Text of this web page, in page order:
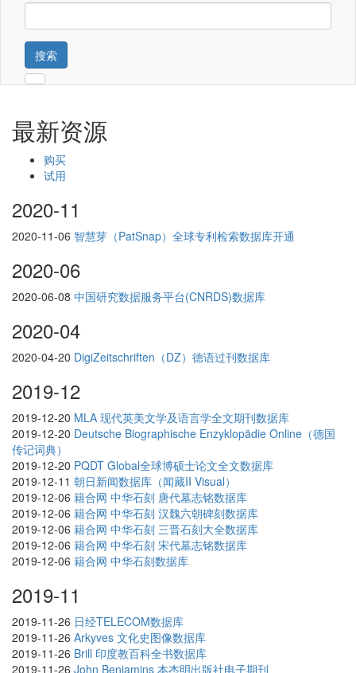
搜索
最新资源
购买
试用
2020-11
2020-11-06 智慧芽（PatSnap）全球专利检索数据库开通
2020-06
2020-06-08 中国研究数据服务平台(CNRDS)数据库
2020-04
2020-04-20 DigiZeitschriften（DZ）德语过刊数据库
2019-12
2019-12-20 MLA 现代英美文学及语言学全文期刊数据库
2019-12-20 Deutsche Biographische Enzyklopädie Online（德国
传记词典）
2019-12-20 PQDT Global全球博硕士论文全文数据库
2019-12-11 朝日新闻数据库（闻藏II Visual）
2019-12-06 籍合网 中华石刻 唐代墓志铭数据库
2019-12-06 籍合网 中华石刻 汉魏六朝碑刻数据库
2019-12-06 籍合网 中华石刻 三晋石刻大全数据库
2019-12-06 籍合网 中华石刻 宋代墓志铭数据库
2019-12-06 籍合网 中华石刻数据库
2019-11
2019-11-26 日经TELECOM数据库
2019-11-26 Arkyves 文化史图像数据库
2019-11-26 Brill 印度教百科全书数据库
2019-11-26 John Benjamins 本杰明出版社电子期刊